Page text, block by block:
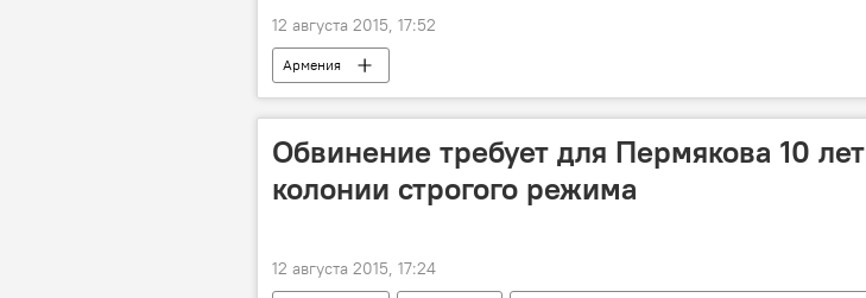
12 августа 2015, 17:52
Армения
Обвинение требует для Пермякова 10 лет
колонии строгого режима
12 августа 2015, 17:24